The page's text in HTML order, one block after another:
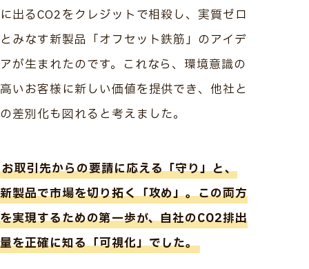
に出るCO2をクレジットで相殺し、実質ゼロ
とみなす新製品「オフセット鉄筋」のアイデ
アが生まれたのです。これなら、環境意識の
高いお客様に新しい価値を提供でき、他社と
の差別化も図れると考えました。
お取引先からの要請に応える「守り」と、
新製品で市場を切り拓く「攻め」。この両方
を実現するための第一歩が、自社のCO2排出
量を正確に知る「可視化」でした。